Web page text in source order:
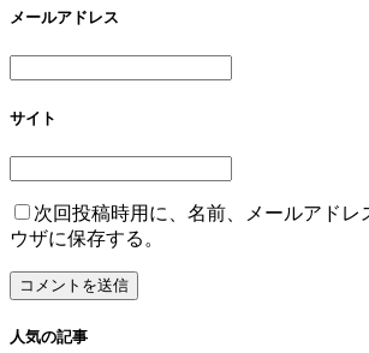
メールアドレス
サイト
次回投稿時用に、名前、メールアドレ
ウザに保存する。
人気の記事